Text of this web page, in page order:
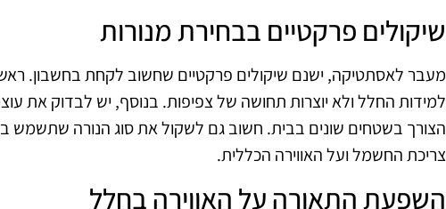
שיקולים פרקטיים בבחירת מנורות
מעבר לאסתטיקה, ישנם שיקולים פרקטיים שחשוב לקחת בחשבון.
למידות החלל ולא יוצרות תחושה של צפיפות. בנוסף, יש לבדוק את
הצורך בשטחים שונים בבית. חשוב גם לשקול את סוג הנורה שתשמש
צריכת החשמל ועל האווירה הכללית.
השפעת התאורה על האווירה בחלל